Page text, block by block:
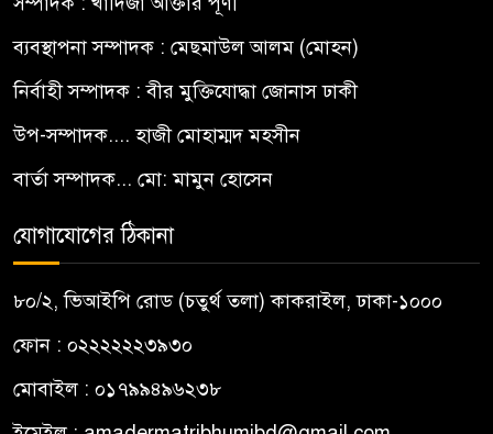
ব্যবস্থাপনা সম্পাদক : মেছমাউল আলম (মোহন)
নির্বাহী সম্পাদক : বীর মুক্তিযোদ্ধা জোনাস ঢাকী
উপ-সম্পাদক.... হাজী মোহাম্মদ মহসীন
বার্তা সম্পাদক... মো: মামুন হোসেন
যোগাযোগের ঠিকানা
৮০/২, ভিআইপি রোড (চতুর্থ তলা) কাকরাইল, ঢাকা-১০০০
ফোন : ০২২২২২২৩৯৩০
মোবাইল : ০১৭৯৯৪৯৬২৩৮